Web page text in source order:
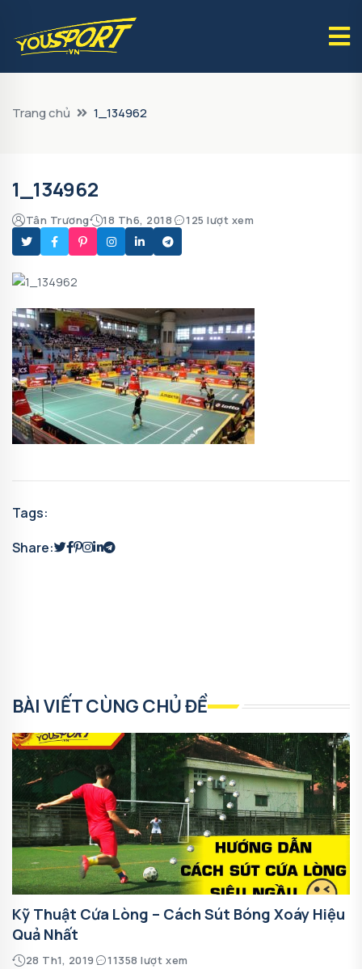
Trang chủ 1_134962
1_134962
Tân Trương 18 Th6, 2018 125 lượt xem
Tags:
Share:
BÀI VIẾT CÙNG CHỦ ĐỀ
Kỹ Thuật Cứa Lòng – Cách Sút Bóng Xoáy Hiệu
Quả Nhất
28 Th1, 2019 11358 lượt xem